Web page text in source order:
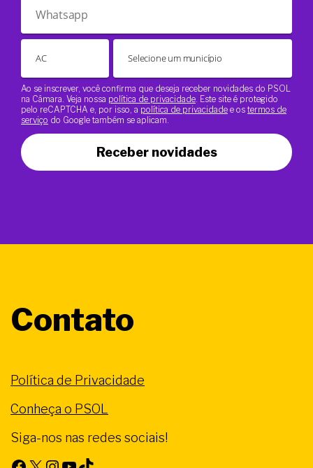
Ao se inscrever, você confirma que deseja receber novidades do PSOL
na Câmara. Veja nossa política de privacidade . Este site é protegido
pelo reCAPTCHA e, por isso, a política de privacidade e os termos de
serviço do Google também se aplicam.
Receber novidades
Contato
Política de Privacidade
Conheça o PSOL
Siga-nos nas redes sociais!